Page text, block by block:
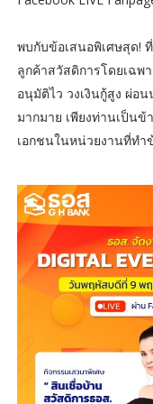
พบกับข้อเสนอพิเศษสุด!
ลูกค้าสวัสดิการโดยเฉพ
อนุมัติไว วงเงินกู้สูง ผ่อ
มากมาย เพียงท่านเป็น
เอกชนในหน่วยงานที่ทำ